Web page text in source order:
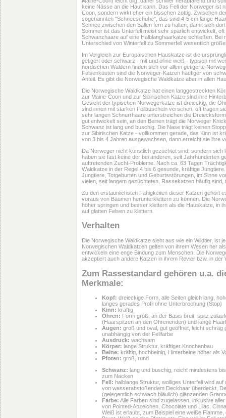
keine Nässe an die Haut kann. Das Fell der Norweger ist
Coon, sondern wirkt eher ein bisschen zottig. Zwischen
sogenannten "Schneeschuhe", das sind 4-5 cm lange
Schnee zwischen den Ballen fern zu halten, damit sich
Sommer ist das Unterfell meist sehr spärlich entwickelt,
Schwanzhaare auf eine Halblanghaarkatze schließen. Bei
Unterschied von Winterfell zu Sommerfell wesentlich
Im Vergleich zur Europäischen Hauskatze ist die
getigert oder schwarz - mit und ohne weiß - typisch mit
nordischen Wäldern finden sich vor allem getigerte
Felsenküsten sind die Norweger-Katzen häufiger von
Anteil. Es gibt die Norwegische Waldkatze aber in allen
Die Norwegische Waldkatze hat einen langgestreckten
zur Maine-Coon und zur Sibirischen Katze sind ihre
Gesicht der typischen Norwegerkatze ist dreieckig, die
sind innen mit starken Fellbüscheln versehen, oft tragen
sehr langen Schnurrhaare unterstreichen die
gut entwickelt sein, an den Beinen trägt die Norweger
Schwanz ist lang und buschig. Die Nase trägt keinen
zur Sibirischen Katze - vollkommen gerade, das Kinn ist
von 3 bis 4 Jahren ausgewachsen, dann erreicht sie ihre
Da Norweger nicht künstlich gezüchtet sind, sondern sich
haben sie fast keine der bei anderen, seit Jahrhunderten
auftretenden Zucht-Probleme. Nach ca. 63 Tagen
Waldkatze in der Regel 4 bis 6 gesunde, kräftige
Jungtiere, Totgeburten und Geburtsstörungen, im Sinne
vielen, seit langem gezüchteten, Rassekatzen häufig sind,
Zu den erstaunlichsten Fähigkeiten dieser Katzen gehört
voraus von Bäumen herunterklettern zu können. Die
höher springen und besser klettern als die Hauskatze, in
auf glatten Felsen zu klettern.
Verhalten
Die Norwegische Waldkatze sieht aus wie ein Wildtier, ist
Norwegischen Waldkatzen gelten von ihrem Wesen her
entwickeln eine enge Bindung zum Menschen. Die
akzeptiert auch andere Katzen in ihrem Revier bzw. in der
Zum Rassestandard gehören u.a.
Merkmale:
Kopf: dreieckige Form, alle Seiten gleich lang,
langes gerades Profil ohne Unterbrechung (Stop)
Kinn: kräftig
Ohren: Form groß, an der Basis breit, spitz
(Haarspitzen an den Ohrenenden) und lange
Augen: groß und oval, gut geöffnet, leicht schräg
unabhängig von der Fellfarbe
Ausdruck: wachsam
Körper: lange Struktur, kräftiger Knochenbau
Beine: kräftig, hochbeinig, Hinterbeine höher als
Pfoten: groß, rund
Schwanz: lang und buschig, reicht mindestens
zum Nacken
Fell: halblange Struktur, wolliges Unterfell wird
von wasserabstoßendem Deckhaar überdeckt,
(gelegentlich schwach bläulich) glänzenden
Farbe: Alle Farben sind zugelassen, inklusive
von Pointed-Abzeichen, Chocolate und Lilac,
Weiß ist erlaubt, zum Beispiel eine weiße